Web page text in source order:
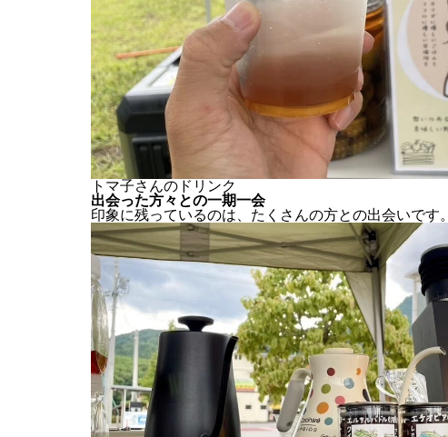
トマ子さんのドリンク
出会った方々との一期一会
印象に残っているのは、たくさんの方との出会いです。